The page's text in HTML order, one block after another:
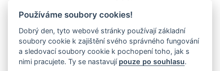
Přechodový profil Design-Clip
(narážecí) Küberit 578
Ukončovací profil Design-Clip
(narážecí) Küberit 577
Používáme soubory cookies!
Dobrý den, tyto webové stránky používají základní
soubory cookie k zajištění svého správného fungování
a sledovací soubory cookie k pochopení toho, jak s
nimi pracujete. Ty se nastavují pouze po souhlasu